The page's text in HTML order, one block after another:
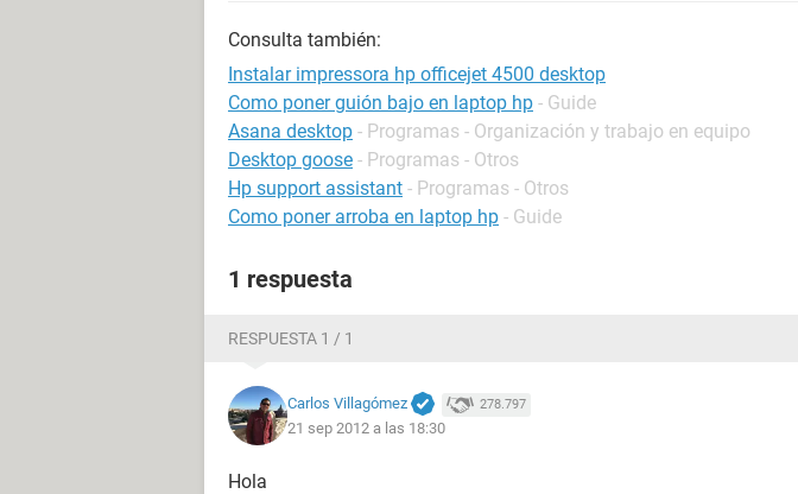
Consulta también:
Instalar impressora hp officejet 4500 desktop
Como poner guión bajo en laptop hp - Guide
Asana desktop - Programas - Organización y trabajo en equipo
Desktop goose - Programas - Otros
Hp support assistant - Programas - Otros
Como poner arroba en laptop hp - Guide
1 respuesta
RESPUESTA 1 / 1
Carlos Villagómez 278.797
21 sep 2012 a las 18:30
Hola